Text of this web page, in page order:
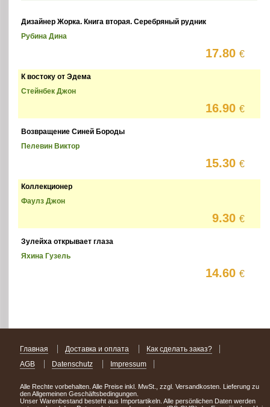
Дизайнер Жорка. Книга вторая. Серебряный рудник
Рубина Дина
17.80€
К востоку от Эдема
Стейнбек Джон
16.90€
Возвращение Синей Бороды
Пелевин Виктор
15.30€
Коллекционер
Фаулз Джон
9.30€
Зулейха открывает глаза
Яхина Гузель
14.60€
Главная Доставка и оплата
Как сделать заказ?
AGB
Datenschutz Impressum
Alle Rechte vorbehalten. Alle Preise inkl. MwSt., zzgl. Versandkosten. Lieferung zu
den Allgemeinen Geschäftsbedingungen.
Unser Warenbestand besteht aus Importartikeln. Alle persönlichen Daten werden